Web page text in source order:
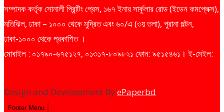
সম্পাদক কর্তৃক সোনালী প্রিন্টিং প্রেস, ১৬৭ ইনার সার্কুলার রোড (ইডেন কমপ্লেক্স),
মতিঝিল, ঢাকা – ১০০০ থেকে মুদ্রিত এবং ৬০/এ (৩য় তলা), পুরানা পল্টন,
ঢাকা-১০০০ থেকে প্রকাশিত ।
মোবাইল : ০১৭৯০-৬৭৫১২৭, ০১৩১৭-৮০৯৮২১ ফোন: ৯৫১৫৪৬১। ই-মেইল:
Design and Development ByePaperbd
Footer Menu